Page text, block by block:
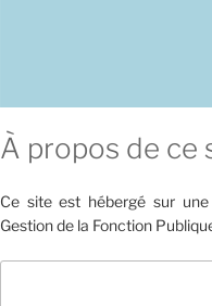
À propos de ce
Ce site est hébergé sur
Gestion de la Fonction